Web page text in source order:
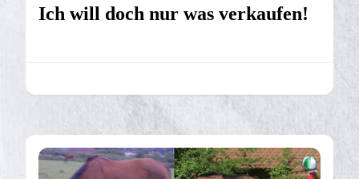
Ich will doch nur was verkaufen!